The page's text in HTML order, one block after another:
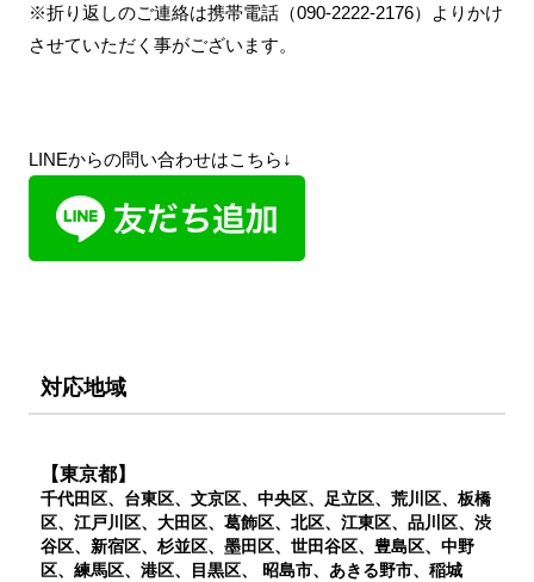
※折り返しのご連絡は携帯電話（090-2222-2176）よりかけ
させていただく事がございます。
LINEからの問い合わせはこちら↓
対応地域
【東京都】
千代田区、台東区、文京区、中央区、足立区、荒川区、板橋
区、江戸川区、大田区、葛飾区、北区、江東区、品川区、渋
谷区、新宿区、杉並区、墨田区、世田谷区、豊島区、中野
区、練馬区、港区、目黒区、 昭島市、あきる野市、稲城